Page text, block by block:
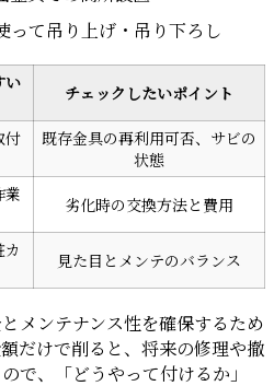
って吊り上げ・吊り下ろし
い
チェックしたいポイント
付
既存金具の再利用可否、サビの
状態
業
劣化時の交換方法と費用
カ
見た目とメンテのバランス
メンテナンス性を確保するため
だけで削ると、将来の修理や撤
で、「どうやって付けるか」